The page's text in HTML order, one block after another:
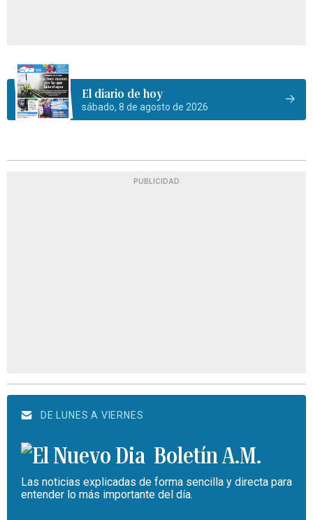
El diario de hoy
sábado, 8 de agosto de 2026
PUBLICIDAD
DE LUNES A VIERNES
Boletín A.M.
Las noticias explicadas de forma sencilla y directa para
entender lo más importante del día.